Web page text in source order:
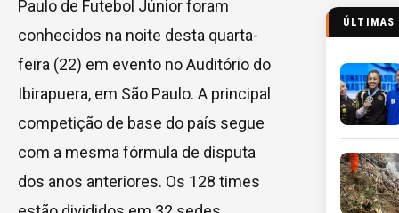
Paulo de Futebol Júnior foram
conhecidos na noite desta quarta-
feira (22) em evento no Auditório do
Ibirapuera, em São Paulo. A principal
competição de base do país segue
com a mesma fórmula de disputa
dos anos anteriores. Os 128 times